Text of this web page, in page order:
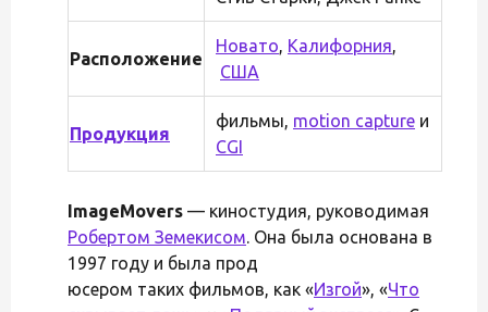
Расположение
Новато, Калифорния,
США
Продукция
фильмы, motion capture и
CGI
ImageMovers — киностудия, руководимая
Робертом Земекисом. Она была основана в
1997 году и была прод
юсером таких фильмов, как «Изгой», «Что